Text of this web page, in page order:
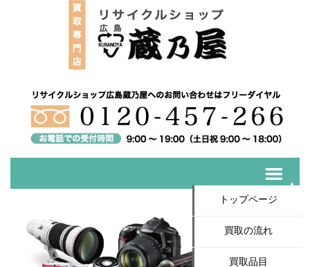
トップページ
買取の流れ
買取品目